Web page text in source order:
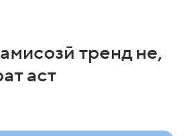
тренд не,
аст